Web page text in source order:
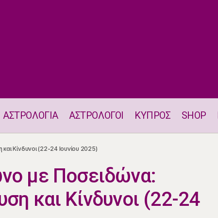
ΑΣΤΡΟΛΟΓΙΑ ΑΣΤΡΟΛΟΓΟΙ ΚΥΠΡΟΣ SHOP
Κίνδυνοι (22-24 Ιουνίου 2025)
με Ποσειδώνα:
και Κίνδυνοι (22-24